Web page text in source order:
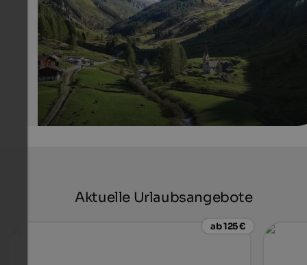
Tourismusverein Ahrntal - Filippo Galluzzi
Aktuelle Urlaubsangebote
ab 125 €